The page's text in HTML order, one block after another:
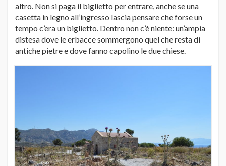
altro. Non si paga il biglietto per entrare, anche se una
casetta in legno all’ingresso lascia pensare che forse un
tempo c’era un biglietto. Dentro non c’è niente: un’ampia
distesa dove le erbacce sommergono quel che resta di
antiche pietre e dove fanno capolino le due chiese.